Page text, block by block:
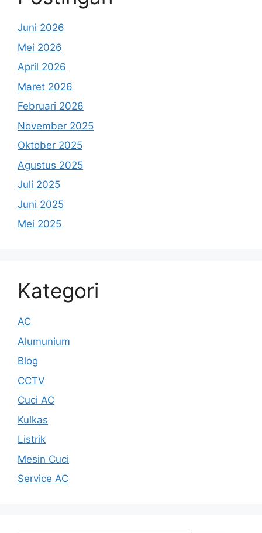
Juni 2026
Mei 2026
April 2026
Maret 2026
Februari 2026
November 2025
Oktober 2025
Agustus 2025
Juli 2025
Juni 2025
Mei 2025
Kategori
AC
Alumunium
Blog
CCTV
Cuci AC
Kulkas
Listrik
Mesin Cuci
Service AC